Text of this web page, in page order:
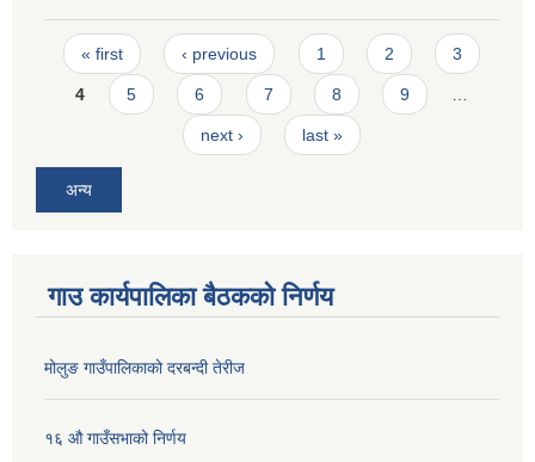
Pages
« first ‹ previous 1 2 3
4 5 6 7 8 9
next › last »
अन्य
गाउ कार्यपालिका बैठकको निर्णय
मोलुङ गाउँपालिकाको दरबन्दी तेरीज
१६ औ गाउँसभाको निर्णय